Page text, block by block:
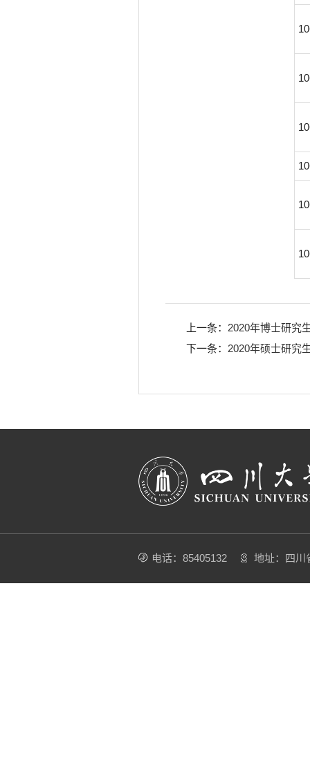
上一条： 2020年博士研究
下一条： 2020年硕士研究
电话：85405132 地址：四川